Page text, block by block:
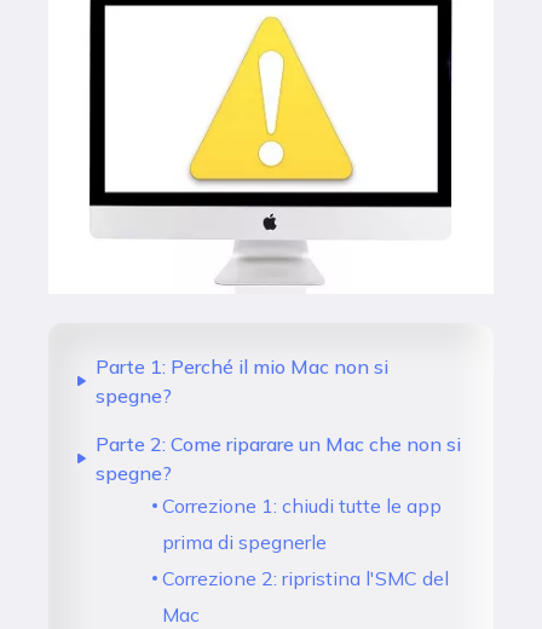
Parte 1: Perché il mio Mac non si
spegne?
Parte 2: Come riparare un Mac che non si
spegne?
Correzione 1: chiudi tutte le app
prima di spegnerle
Correzione 2: ripristina l'SMC del
Mac